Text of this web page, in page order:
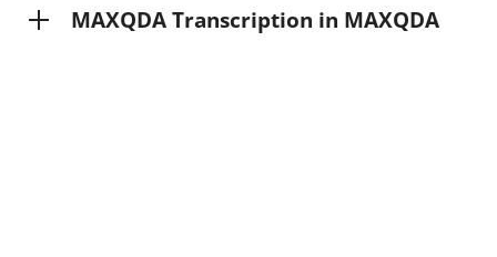
MAXQDA Transcription in MAXQDA